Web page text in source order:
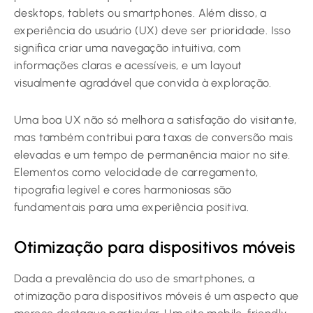
desktops, tablets ou smartphones. Além disso, a
experiência do usuário (UX) deve ser prioridade. Isso
significa criar uma navegação intuitiva, com
informações claras e acessíveis, e um layout
visualmente agradável que convida à exploração.
Uma boa UX não só melhora a satisfação do visitante,
mas também contribui para taxas de conversão mais
elevadas e um tempo de permanência maior no site.
Elementos como velocidade de carregamento,
tipografia legível e cores harmoniosas são
fundamentais para uma experiência positiva.
Otimização para dispositivos móveis
Dada a prevalência do uso de smartphones, a
otimização para dispositivos móveis é um aspecto que